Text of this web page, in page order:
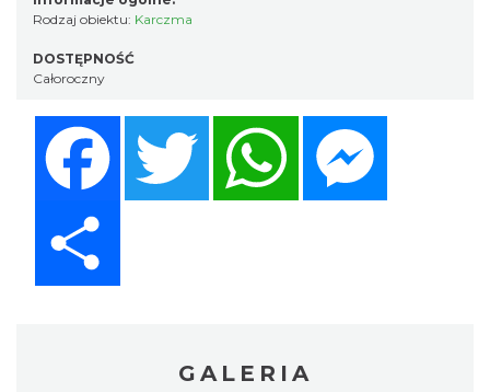
Rodzaj obiektu: Karczma
DOSTĘPNOŚĆ
Całoroczny
Twitter
GALERIA